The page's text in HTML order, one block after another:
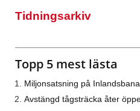
Tidningsarkiv
Topp 5 mest lästa
Miljonsatsning på
Avstängd tågsträcka åter